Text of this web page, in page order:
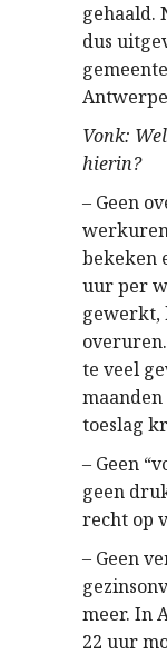
gehaald.
dus
Vonk:
hierin?
– Geen
bekeken
uur per
gewerkt,
te veel
toeslag
– Geen
geen
recht op
– Geen
meer. In
22 uur